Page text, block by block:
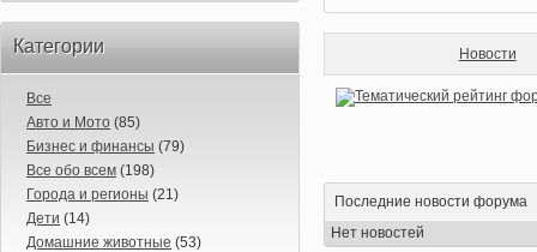
Категории
Все
Авто и Мото (85)
Бизнес и финансы (79)
Все обо всем (198)
Города и регионы (21)
Дети (14)
Домашние животные (53)
Новости
Последние новости форума
Нет новостей